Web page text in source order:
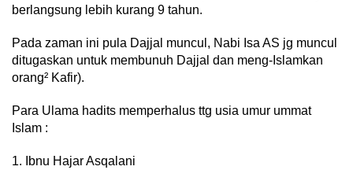
berlangsung lebih kurang 9 tahun.
Pada zaman ini pula Dajjal muncul, Nabi Isa AS jg muncul
ditugaskan untuk membunuh Dajjal dan meng-Islamkan
orang² Kafir).
Para Ulama hadits memperhalus ttg usia umur ummat
Islam :
1. Ibnu Hajar Asqalani